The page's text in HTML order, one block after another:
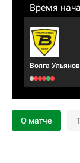
Время
Волга
О матче